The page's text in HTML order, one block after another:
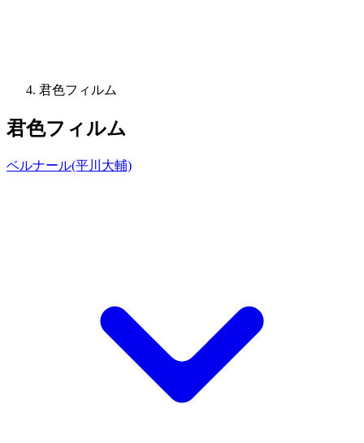
君色フィルム
君色フィルム
ベルナール(平川大輔)